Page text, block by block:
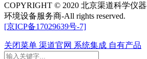
COPYRIGHT © 2020 北京渠道科学仪
环境设备服务商-All rights reserved.
[京ICP备17029639号-7]
关闭菜单 渠道官网 系统集成 自有产品